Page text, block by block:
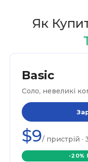
Як
Basic
Соло, невеликі
$9/ пристрій ·
-20%